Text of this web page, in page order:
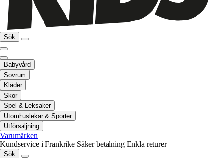
Sök
Babyvård
Sovrum
Kläder
Skor
Spel & Leksaker
Utomhuslekar & Sporter
Utförsäljning
Varumärken
Kundservice i Frankrike Säker betalning Enkla returer
Sök